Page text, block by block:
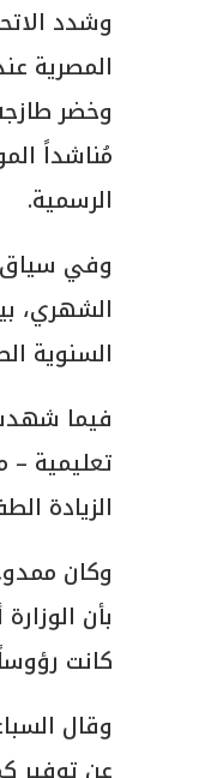
وشدد
المصرية
مُناشداً
الرسمية.
وفي سياق
الشهري،
السنوية
فيما
تعليمية –
الزيادة
وكان
كانت
وقال